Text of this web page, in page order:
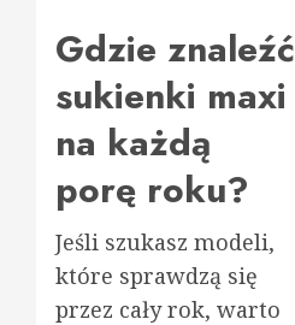
Gdzie znaleźć
sukienki maxi
na każdą
porę roku?
Jeśli szukasz modeli,
które sprawdzą się
przez cały rok, warto